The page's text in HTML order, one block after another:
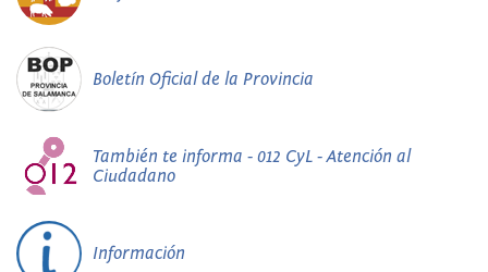
Boletín Oficial de la Provincia
También te informa - 012 CyL - Atención al
Ciudadano
Información